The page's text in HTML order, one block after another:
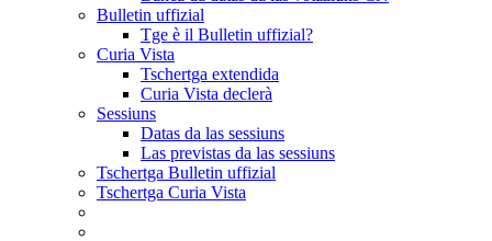
Bulletin uffizial
Tge è il Bulletin uffizial?
Curia Vista
Tschertga extendida
Curia Vista declerà
Sessiuns
Datas da las sessiuns
Las previstas da las sessiuns
Tschertga Bulletin uffizial
Tschertga Curia Vista